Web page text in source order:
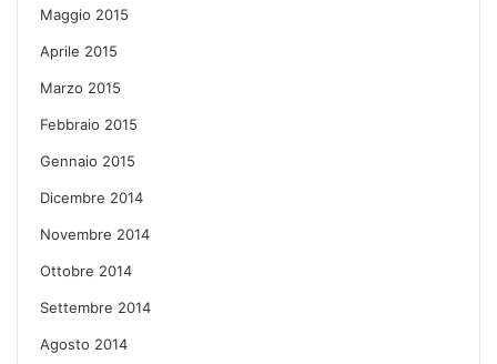
Maggio 2015
Aprile 2015
Marzo 2015
Febbraio 2015
Gennaio 2015
Dicembre 2014
Novembre 2014
Ottobre 2014
Settembre 2014
Agosto 2014